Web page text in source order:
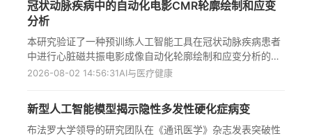
出市场对解决这一顽固问题的迫切需求。
助临床医生实时准确评估动脉状况、识别易破裂斑块区域并
优化支架放置决策，预计每年将使500名患者受益，同时降
低并发症风险、提高手术安全性和长期治疗效果。Nilesh
Pareek博士及其团队还在领导全英NHS机构的培训工作，推
动AI技术在心脏病学领域的广泛应用，标志着英国国民医疗
冠状动脉疾病中的自动化电影CMR轮廓绘制和应变
分析
本研究验证了一种预训练人工智能工具在冠状动脉疾病患者
中进行心脏磁共振电影成像自动化轮廓绘制和应变分析的准
确性。研究纳入761名患者，在66个美国医疗中心使用GE、
工测量结果之间存在高度相关性（相关系数0.79-0.94）。
研究表明，自动化CMR分析技术具有高精度，可有效减少人
2026-08-02 14:56:31AI与医疗健康
新型人工智能模型揭示隐性多发性硬化症病变
布法罗大学领导的研究团队在《通讯医学》杂志发表突破性